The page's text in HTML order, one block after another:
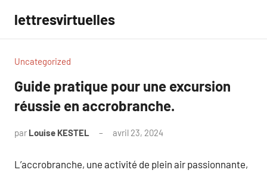
contenu
lettresvirtuelles
Uncategorized
Guide pratique pour une excursion
réussie en accrobranche.
par Louise KESTEL avril 23, 2024
L’accrobranche, une activité de plein air passionnante,